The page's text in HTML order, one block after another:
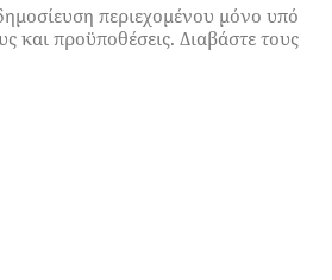
περιεχομένου μόνο υπό
και προϋποθέσεις. Διαβάστε τους